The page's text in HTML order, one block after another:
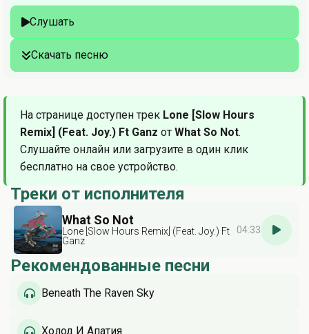
Слушать
Скачать песню
На странице доступен трек Lone [Slow Hours
Remix] (Feat. Joy.) Ft Ganz от What So Not.
Слушайте онлайн или загрузите в один клик
бесплатно на свое устройство.
Треки от исполнителя
What So Not
Lone [Slow Hours Remix] (Feat. Joy.) Ft
Ganz
04:33
Рекомендованные песни
Beneath The Raven Sky
Холод И Апатия